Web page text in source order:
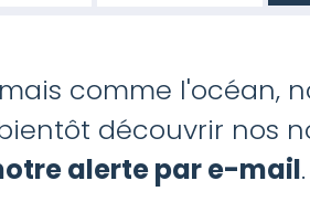
comme l'océan,
découvrir nos
alerte par e-mail.